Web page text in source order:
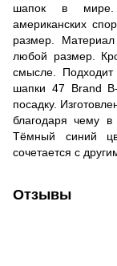
шапок в мире.
американских
размер.
любой размер.
смысле.
шапки 47 Brand
посадку.
благодаря чему
Тёмный синий
сочетается с
Отзывы